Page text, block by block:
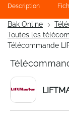
Bak Online
Toutes les
Télécommande
Description